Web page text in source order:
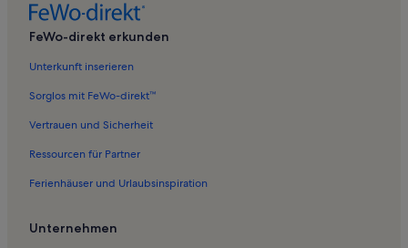
Ferienwohnungen in Schloss Köpenick
Ferienwohnungen in Adlershof
Ferienwohnungen in Mahlsdorf
Ferienwohnungen in Ernst-Thälmann-Park
FeWo-direkt erkunden
Unterkunft inserieren
Sorglos mit FeWo-direkt™
Vertrauen und Sicherheit
Ressourcen für Partner
Ferienhäuser und Urlaubsinspiration
Unternehmen